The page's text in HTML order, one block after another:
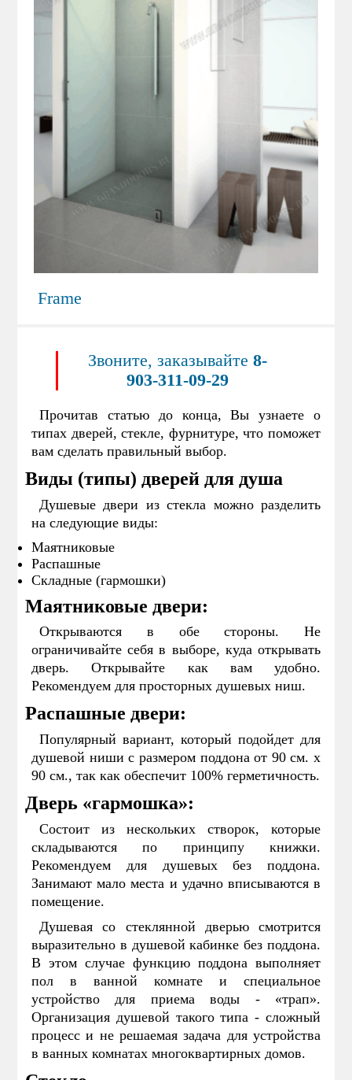
Frame
Звоните, заказывайте 8-
903-311-09-29
Прочитав статью до конца, Вы узнаете о
типах дверей, стекле, фурнитуре, что поможет
вам сделать правильный выбор.
Виды (типы) дверей для душа
Душевые двери из стекла можно разделить
на следующие виды:
Маятниковые
Распашные
Складные (гармошки)
Маятниковые двери:
Открываются в обе стороны. Не
ограничивайте себя в выборе, куда открывать
дверь. Открывайте как вам удобно.
Рекомендуем для просторных душевых ниш.
Распашные двери:
Популярный вариант, который подойдет для
душевой ниши с размером поддона от 90 см. х
90 см., так как обеспечит 100% герметичность.
Дверь «гармошка»:
Состоит из нескольких створок, которые
складываются по принципу книжки.
Рекомендуем для душевых без поддона.
Занимают мало места и удачно вписываются в
помещение.
Душевая со стеклянной дверью смотрится
выразительно в душевой кабинке без поддона.
В этом случае функцию поддона выполняет
пол в ванной комнате и специальное
устройство для приема воды - «трап».
Организация душевой такого типа - сложный
процесс и не решаемая задача для устройства
в ванных комнатах многоквартирных домов.